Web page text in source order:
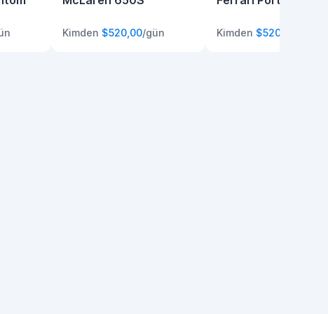
Kimden $520,00/gün Kimden $520,00